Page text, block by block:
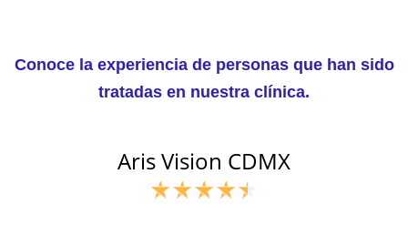
Conoce la experiencia de personas que han sido
tratadas en nuestra clínica.